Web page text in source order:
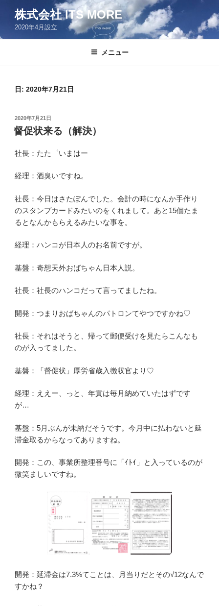
ン
株式会社 ITS MORE
2020年4月設立
メニュー
日: 2020年7月21日
投
稿
日:
2020年7月21日
督促状来る（解決）
社長：たた゜いまはー
経理：酒臭いですね。
社長：今日はさたぽんでした。会計の時になんか手作り
のスタンプカードみたいのをくれまして。あと15個たま
るとなんかもらえるみたいな事を。
経理：ハンコが日本人のお名前ですが。
基盤：奇想天外おばちゃん日本人説。
社長：社長のハンコだって言ってましたね。
開発：つまりおばちゃんのパトロンてやつですかね♡
社長：それはそうと、帰って郵便受けを見たらこんなも
のが入ってました。
基盤：「督促状」厚労省歳入徴収官より♡
経理：ええー、っと、年貢は毎月納めていたはずです
が…
基盤：5月ぶんが未納だそうです。今月中に払わないと延
滞金取るからなってありますね。
開発：この、事業所整理番号に「ｲﾄｲ」と入っているのが
微笑ましいですね。
開発：延滞金は7.3%てことは、月当りだとその√12なんで
すかね？